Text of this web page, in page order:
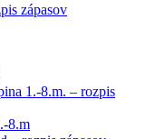
zápasov
1.-8.m. – rozpis
8.m